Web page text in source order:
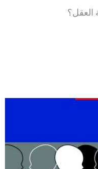
العقل؟